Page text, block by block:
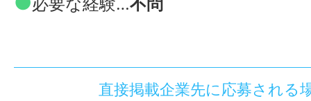
直接掲載企業先に応募される